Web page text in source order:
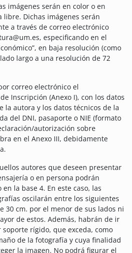
imágenes serán en color o en
libre. Dichas imágenes serán
a través de correo electrónico
especificando en el
en baja resolución (como
largo a una resolución de 72
correo electrónico el
Inscripción (Anexo I), con los datos
la autora y los datos técnicos de la
del DNI, pasaporte o NIE (formato
autorización sobre
en el Anexo III, debidamente
autores que deseen presentar
o en persona podrán
la base 4. En este caso, las
oscilarán entre los siguientes
30 cm. por el menor de sus lados ni
de estos. Además, habrán de ir
rígido, que exceda, como
de la fotografía y cuya finalidad
la imagen. No podrá figurar el